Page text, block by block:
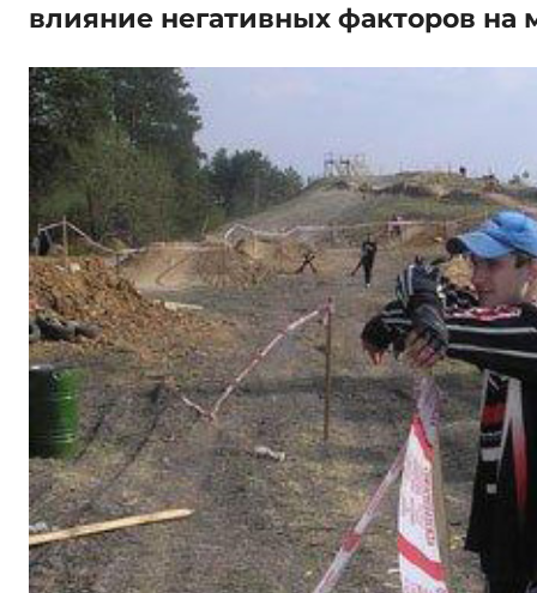
влияние негативных факторов на